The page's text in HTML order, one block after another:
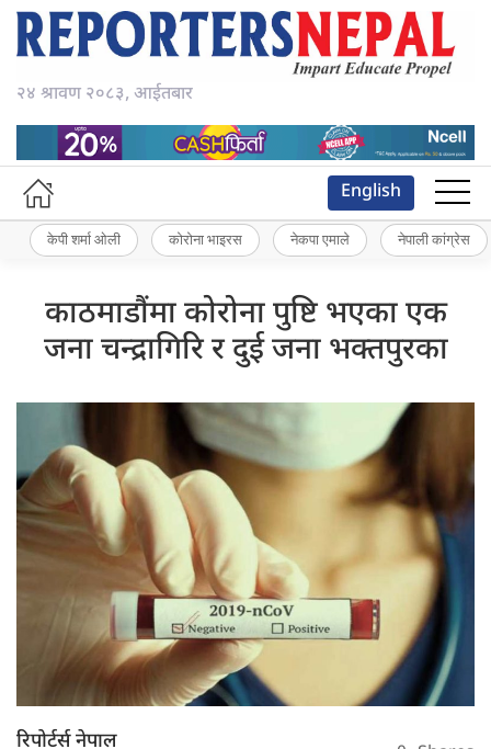
२४ श्रावण २०८३, आईतबार
English
केपी शर्मा ओली कोरोना भाइरस नेकपा एमाले नेपाली कांग्रेस
काठमाडौंमा कोरोना पुष्टि भएका एक
जना चन्द्रागिरि र दुई जना भक्तपुरका
रिपोर्टर्स नेपाल